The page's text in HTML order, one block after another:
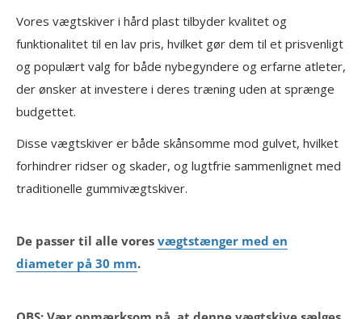
Vores vægtskiver i hård plast tilbyder kvalitet og
funktionalitet til en lav pris, hvilket gør dem til et prisvenligt
og populært valg for både nybegyndere og erfarne atleter,
der ønsker at investere i deres træning uden at sprænge
budgettet.
Disse vægtskiver er både skånsomme mod gulvet, hvilket
forhindrer ridser og skader, og lugtfrie sammenlignet med
traditionelle gummivægtskiver.
De passer til alle vores vægtstænger med en
diameter på 30 mm.